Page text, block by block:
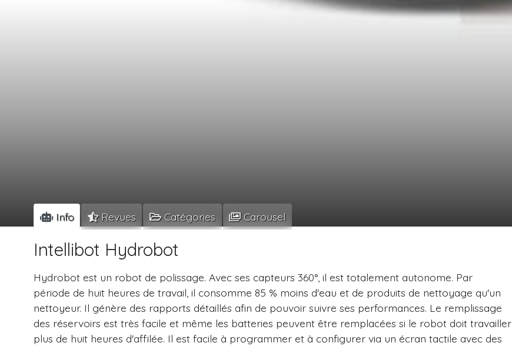
Info Revues Catégories Carousel
Intellibot Hydrobot
Hydrobot est un robot de polissage. Avec ses capteurs 360°, il est totalement autonome. Par
période de huit heures de travail, il consomme 85 % moins d'eau et de produits de nettoyage qu'un
nettoyeur. Il génère des rapports détaillés afin de pouvoir suivre ses performances. Le remplissage
des réservoirs est très facile et même les batteries peuvent être remplacées si le robot doit travailler
plus de huit heures d'affilée. Il est facile à programmer et à configurer via un écran tactile avec des